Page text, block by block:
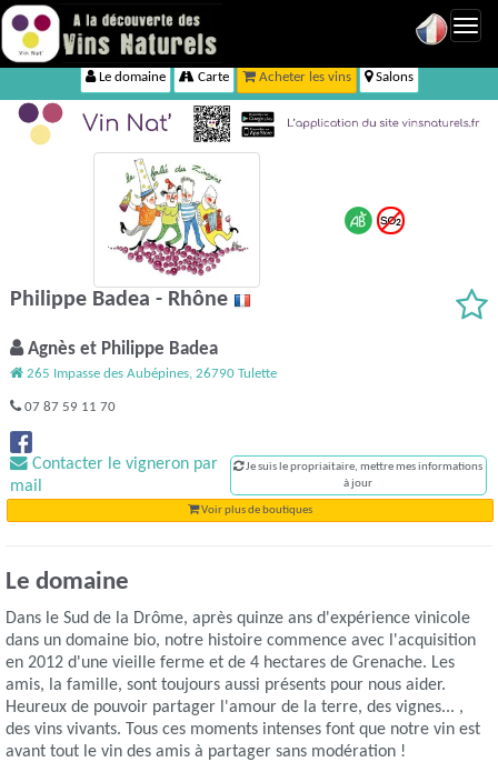
Le domaine Carte Acheter les vins Salons
Philippe Badea - Rhône
Agnès et Philippe Badea
265 Impasse des Aubépines, 26790 Tulette
07 87 59 11 70
Contacter le vigneron par
mail
Je suis le propriaitaire, mettre mes informations
à jour
Voir plus de boutiques
Le domaine
Dans le Sud de la Drôme, après quinze ans d'expérience vinicole
dans un domaine bio, notre histoire commence avec l'acquisition
en 2012 d'une vieille ferme et de 4 hectares de Grenache. Les
amis, la famille, sont toujours aussi présents pour nous aider.
Heureux de pouvoir partager l'amour de la terre, des vignes... ,
des vins vivants. Tous ces moments intenses font que notre vin est
avant tout le vin des amis à partager sans modération !